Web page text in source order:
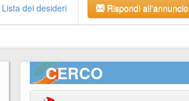
Lista dei desideri Rispondi all'annuncio
CERCO